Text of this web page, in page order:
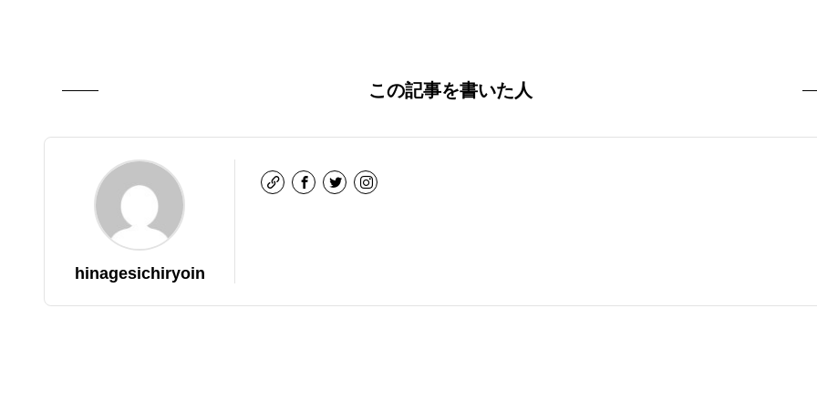
この記事を書いた人
hinagesichiryoin